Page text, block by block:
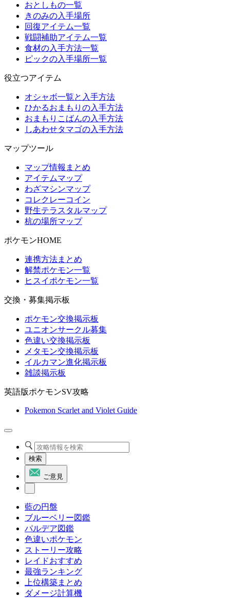
おとしもの一覧
きのみの入手場所
回復アイテム一覧
戦闘補助アイテム一覧
食材の入手方法一覧
ピックの入手場所一覧
役立つアイテム
オシャボ一覧と入手方法
ひかるおまもりの入手方法
おまもりこばんの入手方法
しあわせタマゴの入手方法
マップツール
マップ情報まとめ
アイテムマップ
わざマシンマップ
コレクレーコイン
野生テラスタルマップ
杭の場所マップ
ポケモンHOME
連携方法まとめ
解禁ポケモン一覧
ヒスイポケモン一覧
交換・募集掲示板
ポケモン交換掲示板
ユニオンサークル募集
色違い交換掲示板
メタモン交換掲示板
イルカマン進化掲示板
雑談掲示板
英語版ポケモンSV攻略
Pokemon Scarlet and Violet Guide
検索
ご意見
藍の円盤
ブルーベリー図鑑
パルデア図鑑
色違いポケモン
ストーリー攻略
レイドおすすめ
最強ランキング
上位構築まとめ
ダメージ計算機